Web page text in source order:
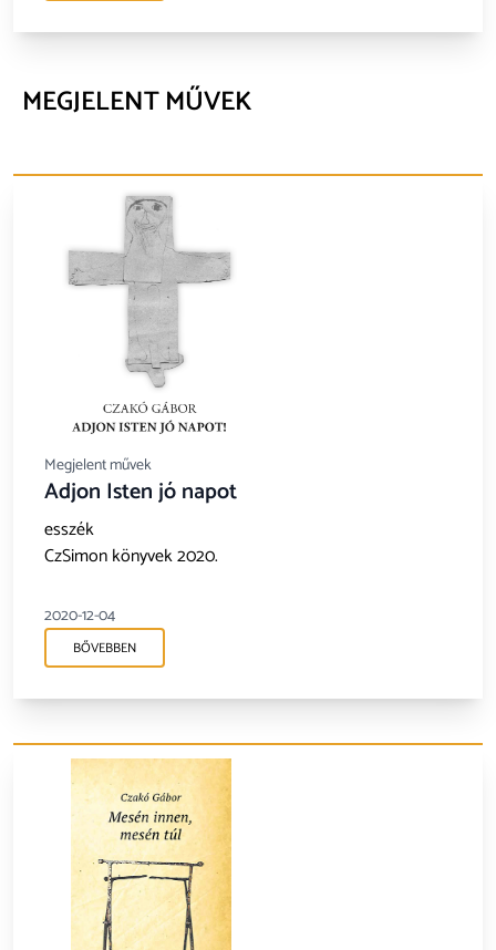
MEGJELENT MŰVEK
Megjelent művek
Adjon Isten jó napot
esszék
CzSimon könyvek 2020.
2020-12-04
BŐVEBBEN